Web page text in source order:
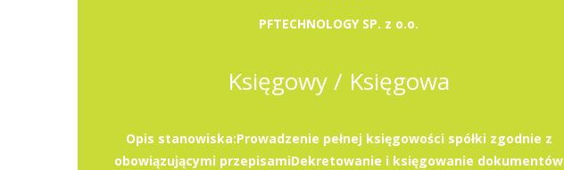
PFTECHNOLOGY SP. z o.o.
Księgowy / Księgowa
Opis stanowiska:Prowadzenie pełnej księgowości spółki zgodnie z
obowiązującymi przepisamiDekretowanie i księgowanie dokumentów